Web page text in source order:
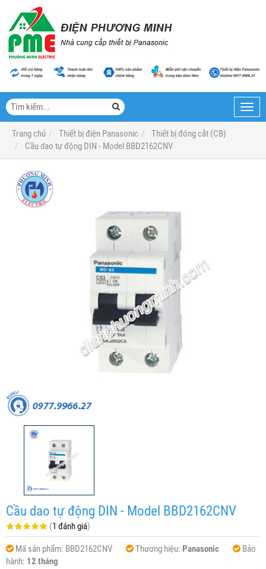
Trang chủ
Thiết bị điện Panasonic
Thiết bị đóng cắt (CB)
Cầu dao tự động DIN - Model BBD2162CNV
Cầu dao tự động DIN - Model BBD2162CNV
(1 đánh giá)
Mã sản phẩm: BBD2162CNV Thương hiệu: Panasonic
Bảo
hành: 12 tháng